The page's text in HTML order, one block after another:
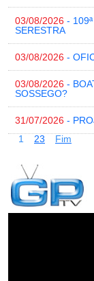
03/08/2026 -
SERESTRA
03/08/2026 -
03/08/2026 -
SOSSEGO?
31/07/2026 -
1
23 Fim